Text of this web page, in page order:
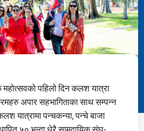
महोत्सवको पहिलो दिन कलश यात्रा
अपार सहभागिताका साथ सम्पन्न
यात्रामा पन्चकन्या, पन्चे बाजा